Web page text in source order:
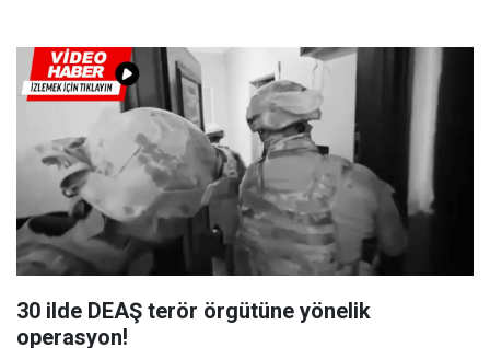
30 ilde DEAŞ terör örgütüne yönelik
operasyon!